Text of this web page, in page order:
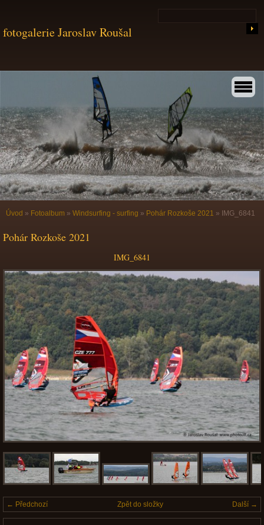
fotogalerie Jaroslav Roušal
Úvod » Fotoalbum » Windsurfing - surfing » Pohár Rozkoše 2021 » IMG_6841
Pohár Rozkoše 2021
IMG_6841
← Předchozí Další →
Zpět do složky